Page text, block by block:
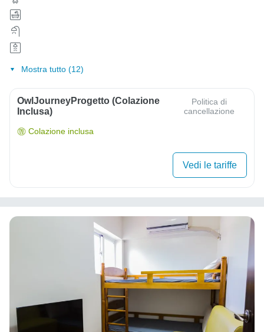
Mostra tutto (12)
OwlJourneyProgetto (colazione
Inclusa)
Politica di
cancellazione
Colazione inclusa
Vedi le tariffe